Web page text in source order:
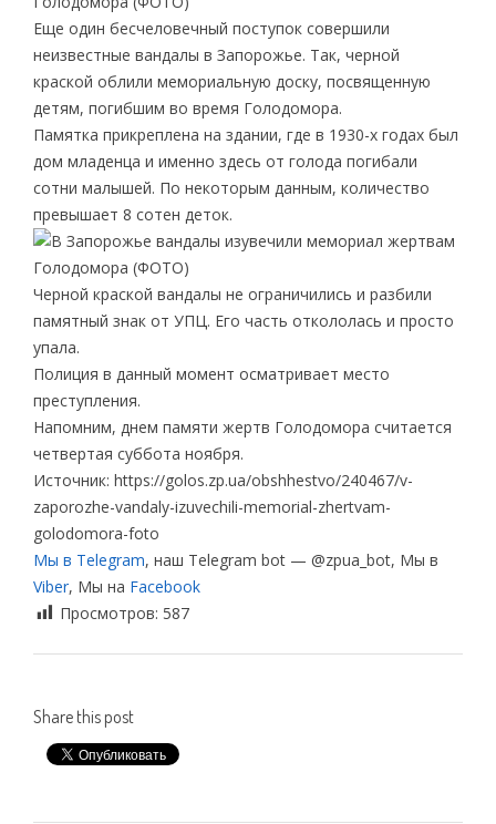
Еще один бесчеловечный поступок совершили
неизвестные вандалы в Запорожье. Так, черной
краской облили мемориальную доску, посвященную
детям, погибшим во время Голодомора.
Памятка прикреплена на здании, где в 1930-х годах был
дом младенца и именно здесь от голода погибали
сотни малышей. По некоторым данным, количество
превышает 8 сотен деток.
Черной краской вандалы не ограничились и разбили
памятный знак от УПЦ. Его часть откололась и просто
упала.
Полиция в данный момент осматривает место
преступления.
Напомним, днем памяти жертв Голодомора считается
четвертая суббота ноября.
Источник: https://golos.zp.ua/obshhestvo/240467/v-
zaporozhe-vandaly-izuvechili-memorial-zhertvam-
golodomora-foto
Мы в Telegram, наш Telegram bot — @zpua_bot, Мы в
Viber, Мы на Facebook
Просмотров: 587
Share this post